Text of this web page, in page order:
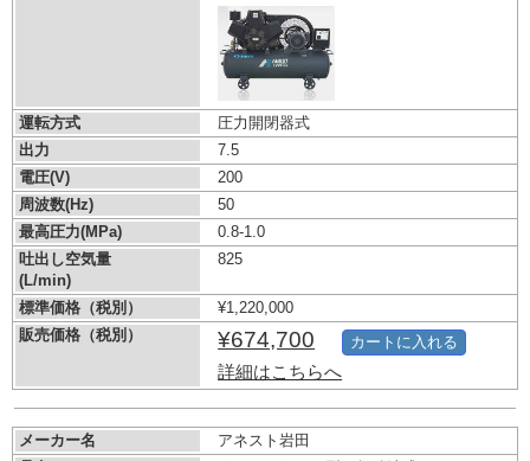
運転方式
圧力開閉器式
出力
7.5
電圧(V)
200
周波数(Hz)
50
最高圧力(MPa)
0.8-1.0
吐出し空気量
(L/min)
825
標準価格（税別）
¥1,220,000
販売価格（税別）
¥674,700
詳細はこちらへ
カートに入れる
メーカー名
アネスト岩田